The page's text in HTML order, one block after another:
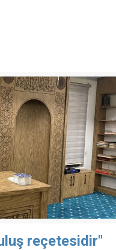
reçetesidir"